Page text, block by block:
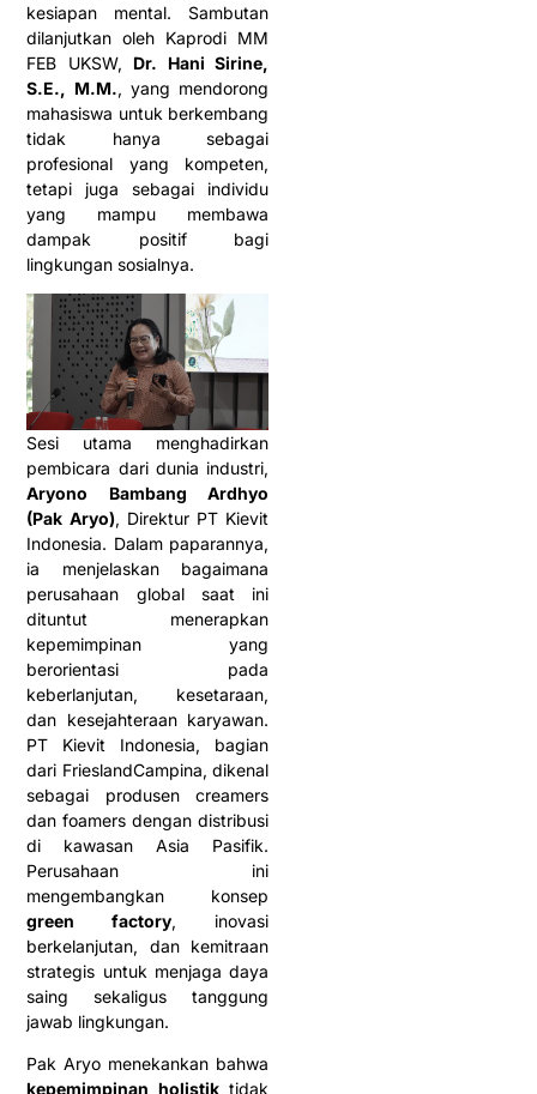
kesiapan mental. Sambutan
dilanjutkan oleh Kaprodi MM
FEB UKSW, Dr. Hani Sirine,
S.E., M.M., yang mendorong
mahasiswa untuk berkembang
tidak hanya sebagai
profesional yang kompeten,
tetapi juga sebagai individu
yang mampu membawa
dampak positif bagi
lingkungan sosialnya.
Sesi utama menghadirkan
pembicara dari dunia industri,
Aryono Bambang Ardhyo
(Pak Aryo), Direktur PT Kievit
Indonesia. Dalam paparannya,
ia menjelaskan bagaimana
perusahaan global saat ini
dituntut menerapkan
kepemimpinan yang
berorientasi pada
keberlanjutan, kesetaraan,
dan kesejahteraan karyawan.
PT Kievit Indonesia, bagian
dari FrieslandCampina, dikenal
sebagai produsen creamers
dan foamers dengan distribusi
di kawasan Asia Pasifik.
Perusahaan ini
mengembangkan konsep
green factory, inovasi
berkelanjutan, dan kemitraan
strategis untuk menjaga daya
saing sekaligus tanggung
jawab lingkungan.
Pak Aryo menekankan bahwa
kepemimpinan holistiktidak